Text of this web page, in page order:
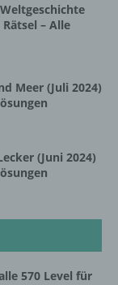
– Alle
Meer (Juli 2024)
(Juni 2024)
570 Level für
juristische
andere
davon, ob
oder
eines
nach
der